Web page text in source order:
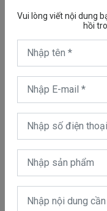
Vui lòng viết nội dung
hồi
nhà 24/24 nhé.
Cam kết dịch vụ sửa
* Ngoài sửa chữa
Thông tin
Việt Nam